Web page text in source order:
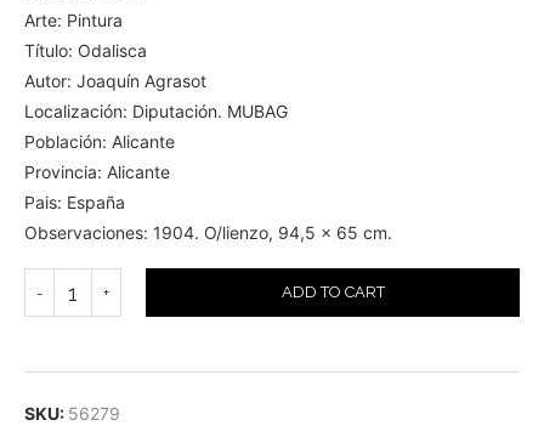
Arte: Pintura
Título: Odalisca
Autor: Joaquín Agrasot
Localización: Diputación. MUBAG
Población: Alicante
Provincia: Alicante
Pais: España
Observaciones: 1904. O/lienzo, 94,5 x 65 cm.
ADD TO CART
SKU: 56279